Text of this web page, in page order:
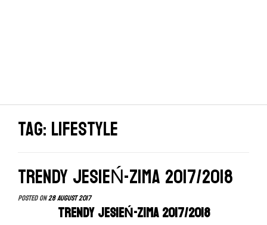
Tag: lifestyle
TRENDY JESIEŃ-ZIMA 2017/2018
Posted on28 August 2017
TRENDY JESIEŃ-ZIMA 2017/2018